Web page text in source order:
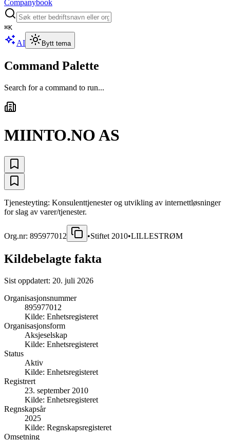
Companybook
⌘K
AI Bytt tema
Command Palette
Search for a command to run...
MIINTO.NO AS
Tjenesteyting: Konsulenttjenester og utvikling av internettløsninger
for slag av varer/tjenester.
Org.nr: 895977012 •Stiftet 2010•LILLESTRØM
Kildebelagte fakta
Sist oppdatert: 20. juli 2026
Organisasjonsnummer
895977012
Kilde: Enhetsregisteret
Organisasjonsform
Aksjeselskap
Kilde: Enhetsregisteret
Status
Aktiv
Kilde: Enhetsregisteret
Registrert
23. september 2010
Kilde: Enhetsregisteret
Regnskapsår
2025
Kilde: Regnskapsregisteret
Omsetning